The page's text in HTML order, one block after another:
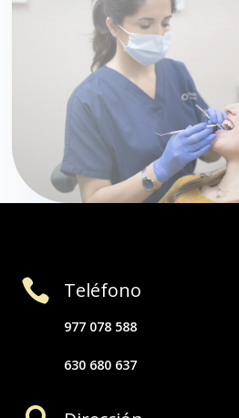
 Teléfono
977 078 588
630 680 637